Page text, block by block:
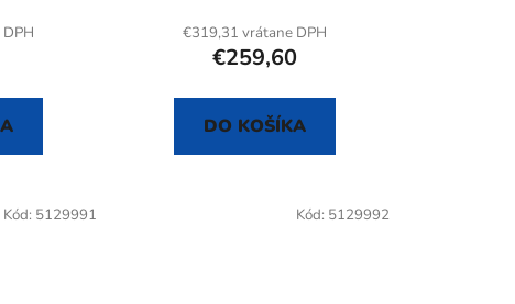
€319,31 vrátane DPH
€259,60
DO KOŠÍKA
Kód: 5129991 Kód: 5129992